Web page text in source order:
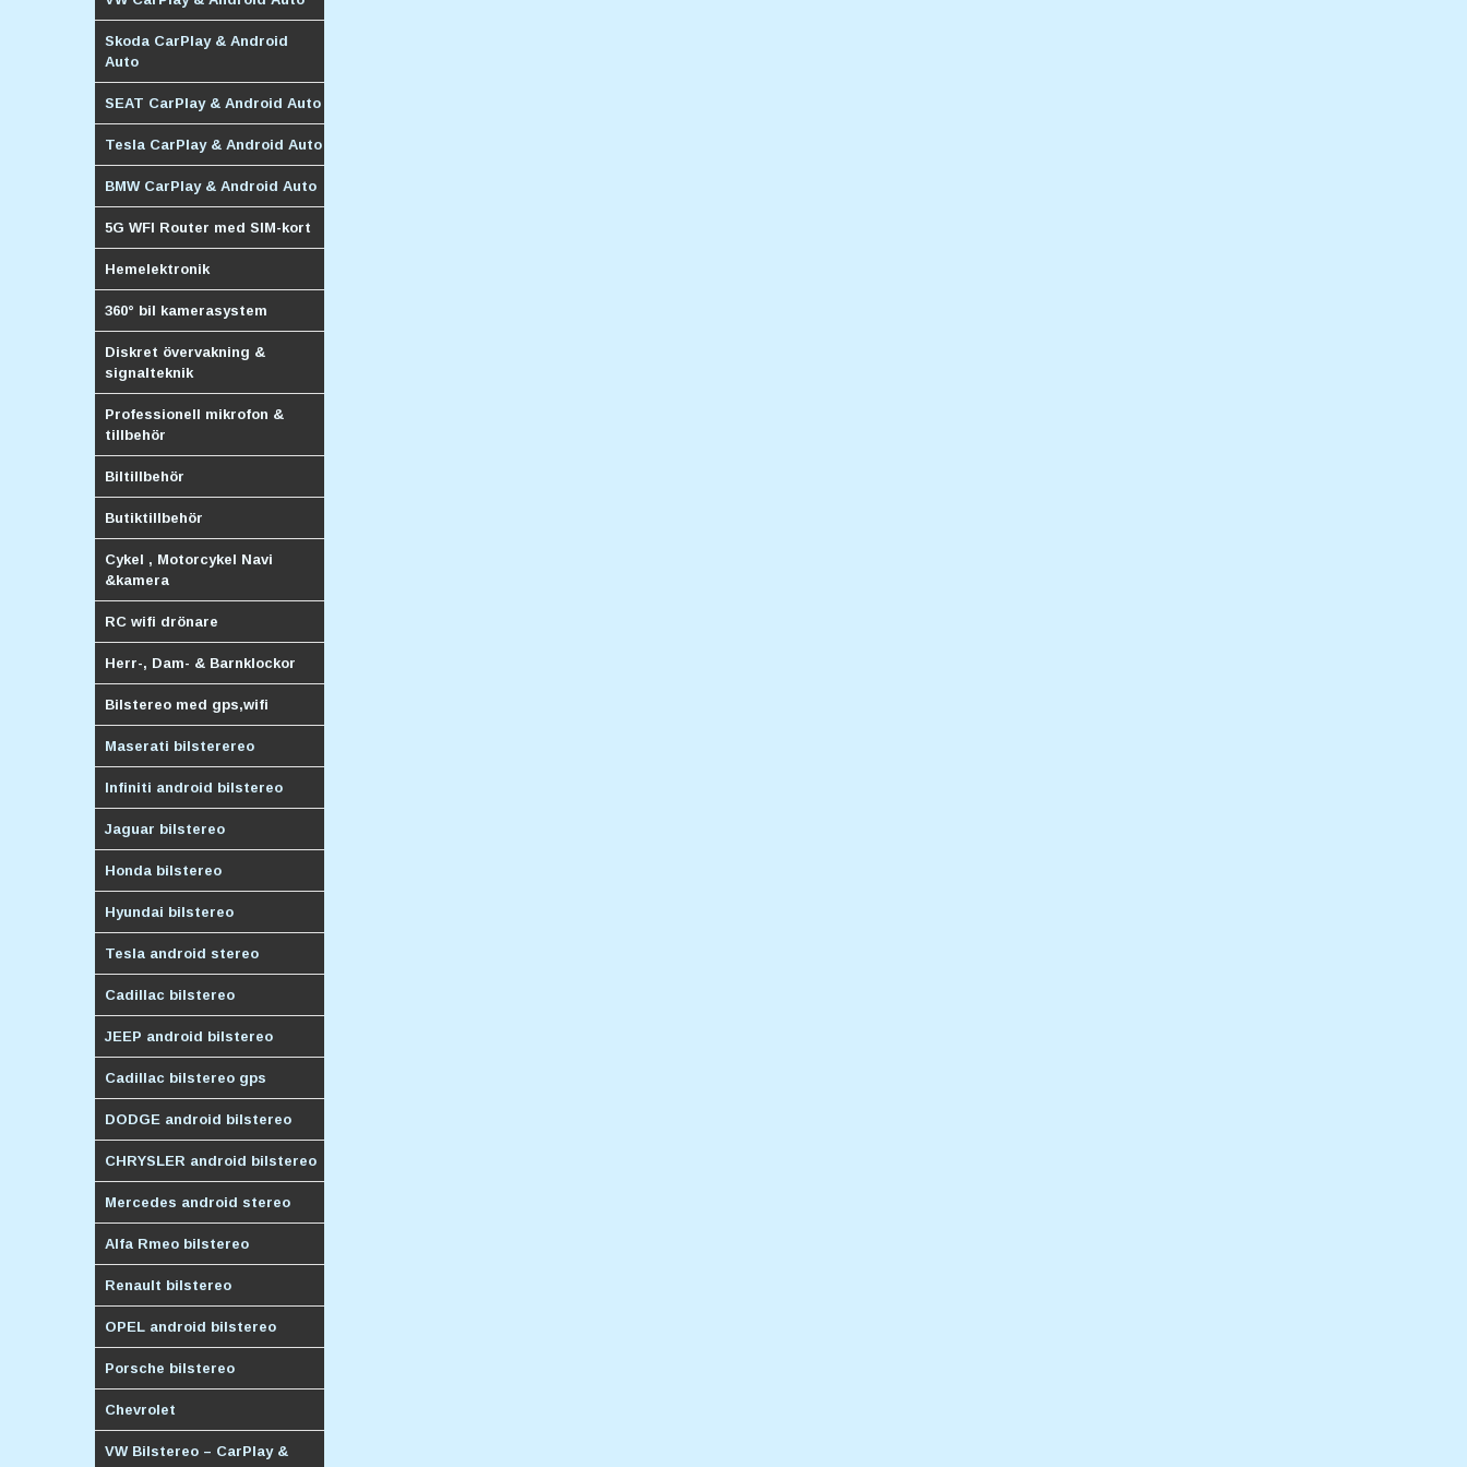
Skoda CarPlay & Android
Auto
SEAT CarPlay & Android Auto
Tesla CarPlay & Android Auto
BMW CarPlay & Android Auto
5G WFI Router med SIM-kort
Hemelektronik
360° bil kamerasystem
Diskret övervakning &
signalteknik
Professionell mikrofon &
tillbehör
Biltillbehör
Butiktillbehör
Cykel , Motorcykel Navi
&kamera
RC wifi drönare
Herr-, Dam- & Barnklockor
Bilstereo med gps,wifi
Maserati bilsterereo
Infiniti android bilstereo
Jaguar bilstereo
Honda bilstereo
Hyundai bilstereo
Tesla android stereo
Cadillac bilstereo
JEEP android bilstereo
Cadillac bilstereo gps
DODGE android bilstereo
CHRYSLER android bilstereo
Mercedes android stereo
Alfa Rmeo bilstereo
Renault bilstereo
OPEL android bilstereo
Porsche bilstereo
Chevrolet
VW Bilstereo – CarPlay &